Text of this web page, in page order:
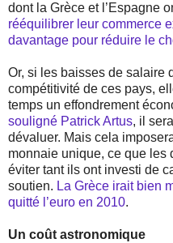
dont la Grèce et l’Espagne
rééquilibrer leur commerce
davantage pour réduire le
Or, si les baisses de salaire
compétitivité de ces pays,
temps un effondrement
souligné Patrick Artus, il
dévaluer. Mais cela
monnaie unique, ce que les
éviter tant ils ont investi de
soutien. La Grèce irait bien
quitté l’euro en 2010.
Un coût astronomique